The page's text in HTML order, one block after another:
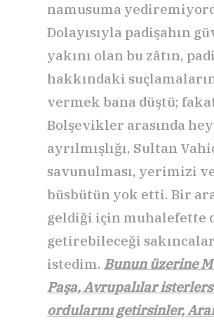
namusuma
Dolayısıyla padişahın
yakını olan bu zâtın,
hakkındaki
vermek bana düştü;
Bolşevikler arasında
ayrılmışlığı, Sultan
savunulması, yerimizi
büsbütün yok etti. Bir
geldiği için muhalefette
getirebileceği
istedim. Bunun üzerine
Paşa, Avrupalılar
ordularını getirsinler,